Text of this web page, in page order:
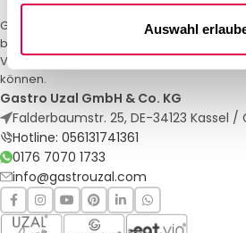
Auswahl
Gastro Uzal – Ihr Spezialist für
bieten maßgeschneiderte Lösungen für
Veranstaltungen. Qualität und Service, auf
können.
Gastro Uzal GmbH & Co. KG
Falderbaumstr. 25, DE-34123 Kassel
Hotline: 056131741361
0176 7070 1733
info@gastrouzal.com